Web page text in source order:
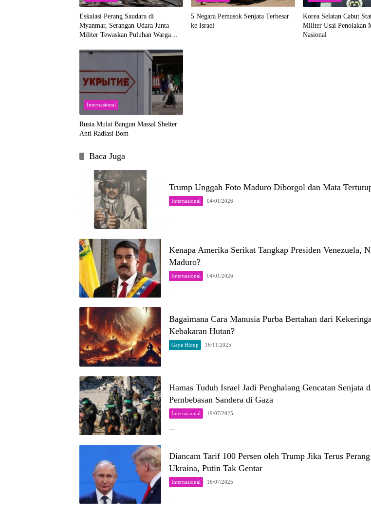
Eskalasi Perang Saudara di
Myanmar, Serangan Udara Junta
Militer Tewaskan Puluhan Warga
5 Negara Pemasok Senjata Terbesar
ke Israel
Korea Selatan Cabut
Militer Usai Penolakan
Nasional
Internasional
Rusia Mulai Bangun Massal Shelter
Anti Radiasi Bom
Baca Juga
Trump Unggah Foto Maduro Diborgol dan Mata
Internasional 04/01/2026
…
Kenapa Amerika Serikat Tangkap Presiden Venezuela,
Maduro?
Internasional 04/01/2026
…
Bagaimana Cara Manusia Purba Bertahan dari
Kebakaran Hutan?
Gaya Hidup 16/11/2025
Hamas Tuduh Israel Jadi Penghalang Gencatan Senjata
Pembebasan Sandera di Gaza
Internasional 19/07/2025
…
Diancam Tarif 100 Persen oleh Trump Jika Terus
Ukraina, Putin Tak Gentar
Internasional 16/07/2025
…